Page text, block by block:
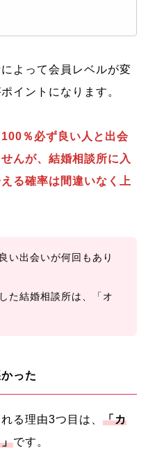
よって会員レベルが変
イントになります。
％必ず良い人と出会
んが、結婚相談所に入
る確率は間違いなく上
い出会いが何回もあり
た結婚相談所は、「オ
った
る理由3つ目は、 「カ
です。